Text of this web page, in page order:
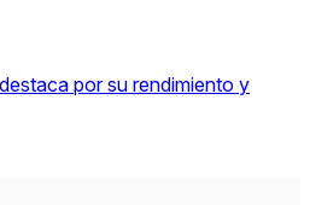
por su rendimiento y